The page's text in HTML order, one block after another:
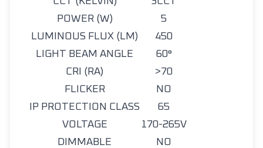
POWER (W)
5
LUMINOUS FLUX (LM)
450
LIGHT BEAM ANGLE
60°
CRI (RA)
>70
FLICKER
NO
IP PROTECTION CLASS
65
VOLTAGE
170-265V
DIMMABLE
NO